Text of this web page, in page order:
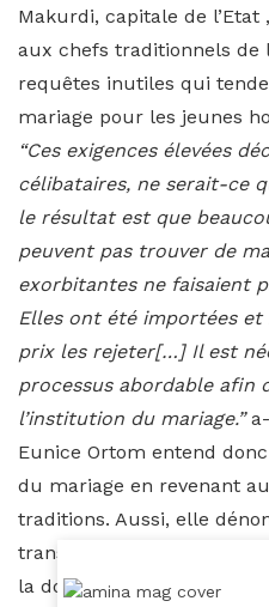
Makurdi, capitale de
aux chefs traditionnels de
requêtes inutiles qui
mariage pour les jeunes
“Ces exigences élevées
célibataires, ne serait-ce
le résultat est que
peuvent pas trouver de
exorbitantes ne faisaient
Elles ont été importées
prix les rejeter[…] Il est
processus abordable afin
l’institution du mariage.”
Eunice Ortom entend
du mariage en revenant
traditions. Aussi, elle
transforment ainsi “le prix
la dot versée par la